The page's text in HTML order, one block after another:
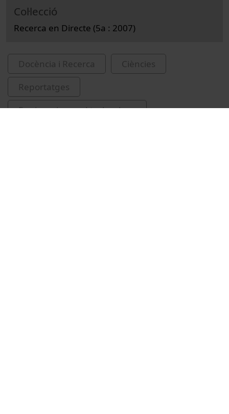
Col·lecció
Recerca en Directe (5a : 2007)
Docència i Recerca
Ciències
Reportatges
Engineering and technology